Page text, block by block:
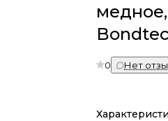
медное,
0 Нет